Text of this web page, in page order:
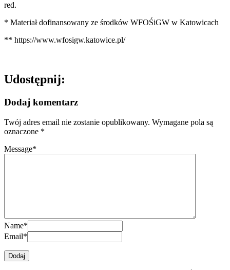
red.
* Materiał dofinansowany ze środków WFOŚiGW w Katowicach
** https://www.wfosigw.katowice.pl/
Udostępnij:
Dodaj komentarz
Twój adres email nie zostanie opublikowany. Wymagane pola są
oznaczone *
Message*
Name*
Email*